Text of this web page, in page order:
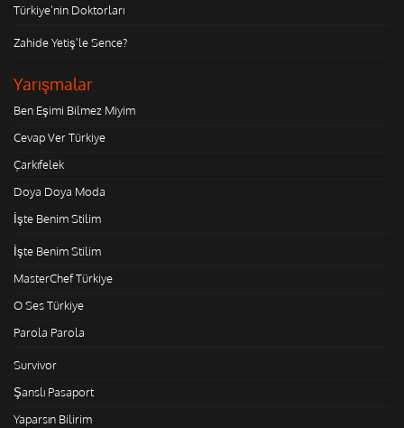
Türkiye'nin Doktorları
Zahide Yetiş'le Sence?
Yarışmalar
Ben Eşimi Bilmez Miyim
Cevap Ver Türkiye
Çarkıfelek
Doya Doya Moda
İşte Benim Stilim
İşte Benim Stilim
MasterChef Türkiye
O Ses Türkiye
Parola Parola
Survivor
Şanslı Pasaport
Yaparsın Bilirim